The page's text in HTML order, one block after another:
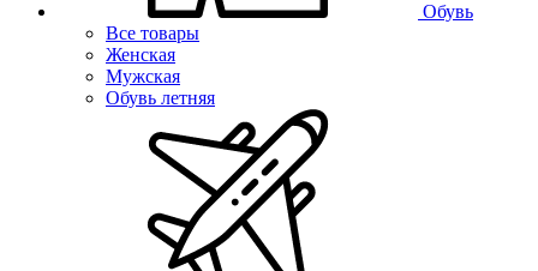
Обувь
Все товары
Женская
Мужская
Обувь летняя